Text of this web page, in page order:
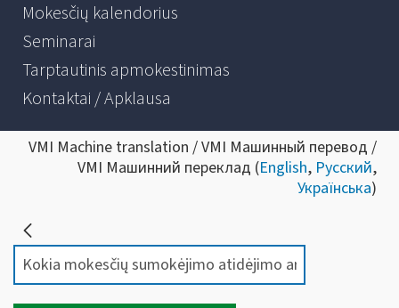
Mokesčių kalendorius
Seminarai
Tarptautinis apmokestinimas
Kontaktai / Apklausa
VMI Machine translation / VMI Машинный перевод /
VMI Машинний переклад (English, Русский,
Українська)